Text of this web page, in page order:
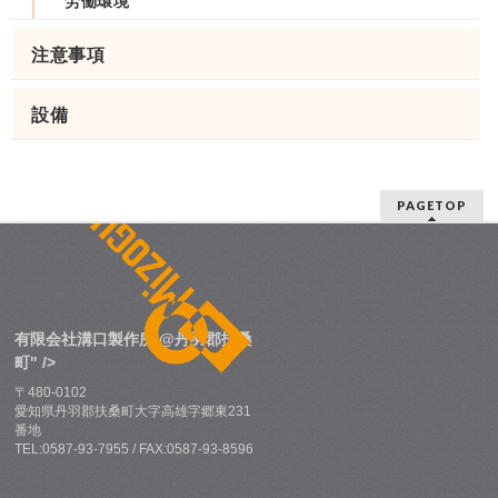
注意事項
設備
PAGETOP
有限会社溝口製作所 @丹羽郡扶桑
町" />
〒480-0102
愛知県丹羽郡扶桑町大字高雄字郷東231
番地
TEL:0587-93-7955 / FAX:0587-93-8596